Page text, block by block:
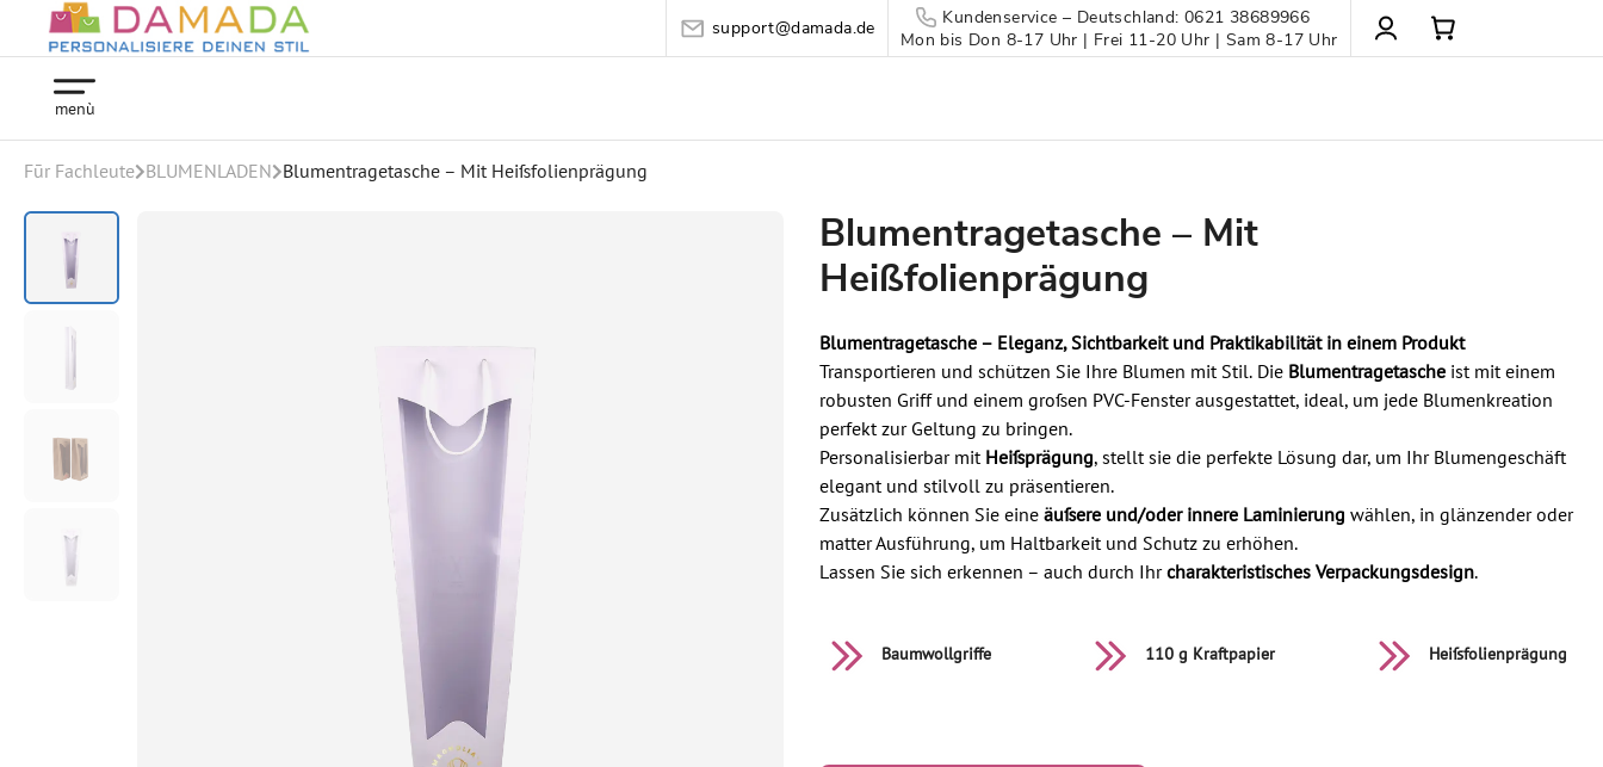
support@damada.de
Kundenservice – Deutschland: 0621 38689966
Mon bis Don 8-17 Uhr | Frei 11-20 Uhr | Sam 8-17 Uhr
menù
Fūr Fachleute BLUMENLADEN Blumentragetasche – Mit Heißfolienprägung
Blumentragetasche – Mit
Heißfolienprägung
Blumentragetasche – Eleganz, Sichtbarkeit und Praktikabilität in einem Produkt
Transportieren und schützen Sie Ihre Blumen mit Stil. Die Blumentragetasche ist mit einem
robusten Griff und einem großen PVC-Fenster ausgestattet, ideal, um jede Blumenkreation
perfekt zur Geltung zu bringen.
Personalisierbar mit Heißprägung, stellt sie die perfekte Lösung dar, um Ihr Blumengeschäft
elegant und stilvoll zu präsentieren.
Zusätzlich können Sie eine äußere und/oder innere Laminierung wählen, in glänzender oder
matter Ausführung, um Haltbarkeit und Schutz zu erhöhen.
Lassen Sie sich erkennen – auch durch Ihr charakteristisches Verpackungsdesign.
Baumwollgriffe 110 g Kraftpapier Heißfolienprägung